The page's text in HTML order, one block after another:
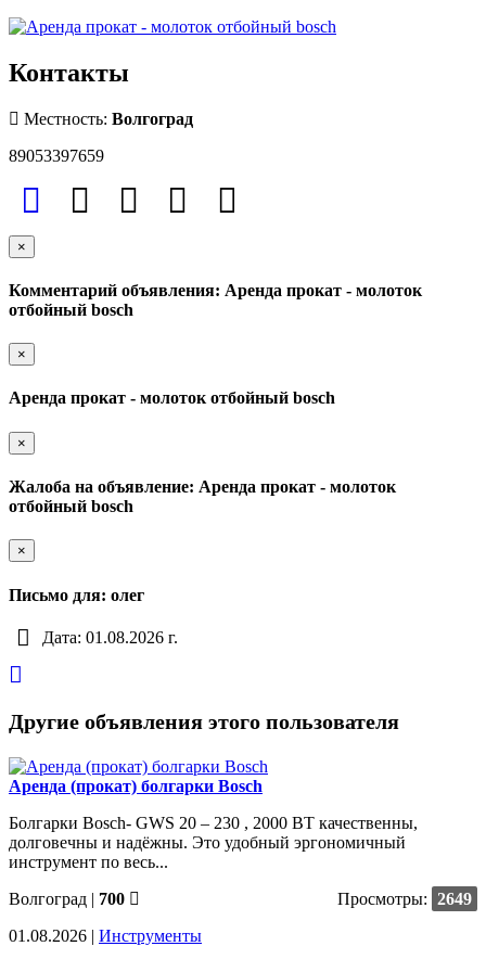
Контакты
Местность: Волгоград
89053397659
×
Комментарий объявления: Аренда прокат - молоток
отбойный bosch
×
Аренда прокат - молоток отбойный bosch
×
Жалоба на объявление: Аренда прокат - молоток
отбойный bosch
×
Письмо для: олег
Дата: 01.08.2026 г.
Другие объявления этого пользователя
Аренда (прокат) болгарки Bosch
Болгарки Bosch- GWS 20 – 230 , 2000 ВТ качественны,
долговечны и надёжны. Это удобный эргономичный
инструмент по весь...
Волгоград | 700 Просмотры: 2649
01.08.2026 | Инструменты